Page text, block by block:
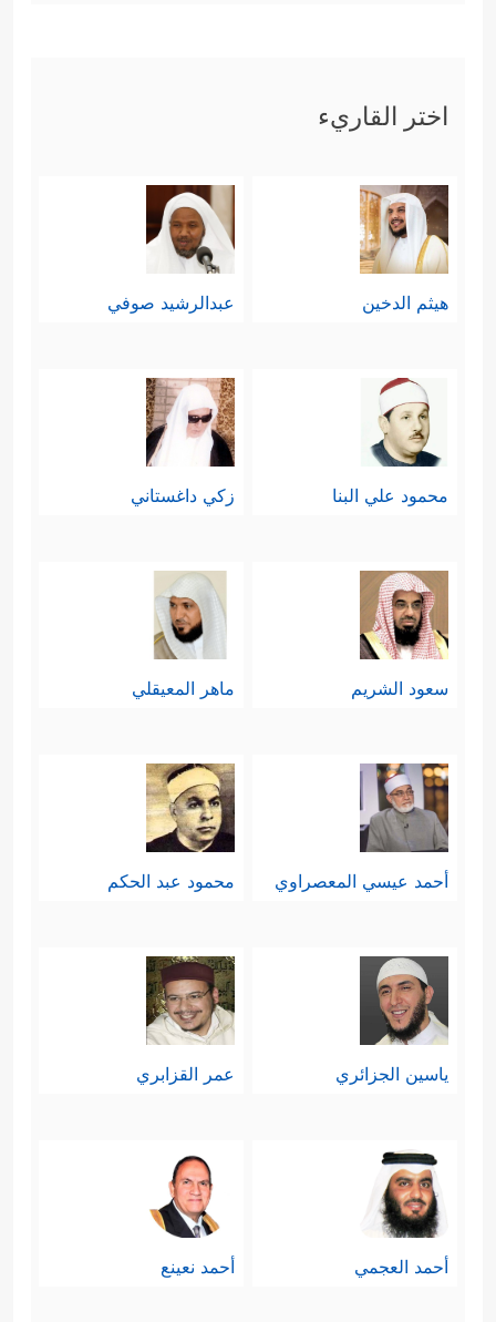
اختر القاريء
هيثم الدخين عبدالرشيد صوفي
محمود علي البنا زكي داغستاني
سعود الشريم ماهر المعيقلي
أحمد عيسي المعصراوي محمود عبد الحكم
ياسين الجزائري عمر القزابري
أحمد العجمي أحمد نعينع